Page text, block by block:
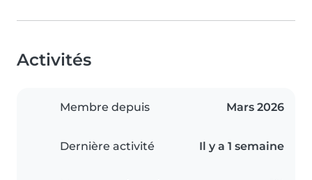
Activités
Membre depuis Mars 2026
Dernière activité Il y a 1 semaine